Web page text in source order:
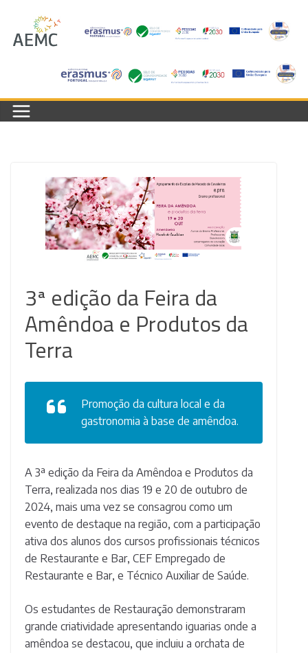
content
3ª edição da Feira da
Amêndoa e Produtos da
Terra
Promoção da cultura local e da
gastronomia à base de amêndoa.
A 3ª edição da Feira da Amêndoa e Produtos da
Terra, realizada nos dias 19 e 20 de outubro de
2024, mais uma vez se consagrou como um
evento de destaque na região, com a participação
ativa dos alunos dos cursos profissionais técnicos
de Restaurante e Bar, CEF Empregado de
Restaurante e Bar, e Técnico Auxiliar de Saúde.
Os estudantes de Restauração demonstraram
grande criatividade apresentando iguarias onde a
amêndoa se destacou, que incluiu a orchata de